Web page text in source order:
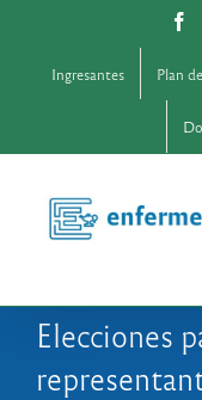
contenidoIngresantes Plan
Elecciones